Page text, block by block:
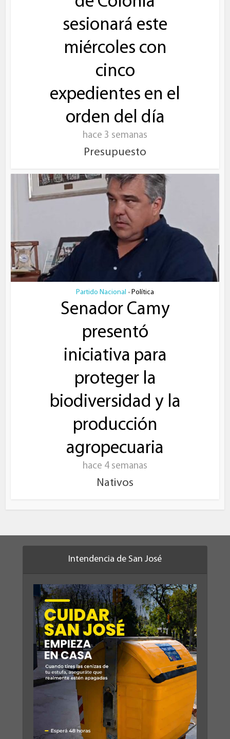
sesionará este
miércoles con
cinco
expedientes en el
orden del día
hace 3 semanas
Presupuesto
Partido Nacional • Política
Senador Camy
presentó
iniciativa para
proteger la
biodiversidad y la
producción
agropecuaria
hace 4 semanas
Nativos
Intendencia de San José